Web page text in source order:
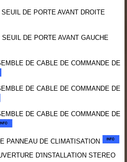
DE PORTE AVANT DROITE
DE PORTE AVANT GAUCHE
DE CABLE DE COMMANDE DE
DE CABLE DE COMMANDE DE
DE CABLE DE COMMANDE DE
PANNEAU DE CLIMATISATION
D'INSTALLATION STEREO